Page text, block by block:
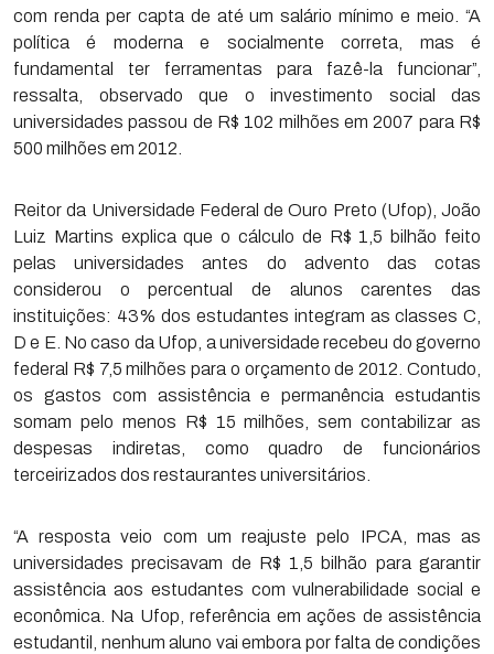
com renda per capta de até um salário mínimo e meio. “A
política é moderna e socialmente correta, mas é
fundamental ter ferramentas para fazê-la funcionar”,
ressalta, observado que o investimento social das
universidades passou de R$ 102 milhões em 2007 para R$
500 milhões em 2012.
Reitor da Universidade Federal de Ouro Preto (Ufop), João
Luiz Martins explica que o cálculo de R$ 1,5 bilhão feito
pelas universidades antes do advento das cotas
considerou o percentual de alunos carentes das
instituições: 43% dos estudantes integram as classes C,
D e E. No caso da Ufop, a universidade recebeu do governo
federal R$ 7,5 milhões para o orçamento de 2012. Contudo,
os gastos com assistência e permanência estudantis
somam pelo menos R$ 15 milhões, sem contabilizar as
despesas indiretas, como quadro de funcionários
terceirizados dos restaurantes universitários.
“A resposta veio com um reajuste pelo IPCA, mas as
universidades precisavam de R$ 1,5 bilhão para garantir
assistência aos estudantes com vulnerabilidade social e
econômica. Na Ufop, referência em ações de assistência
estudantil, nenhum aluno vai embora por falta de condições